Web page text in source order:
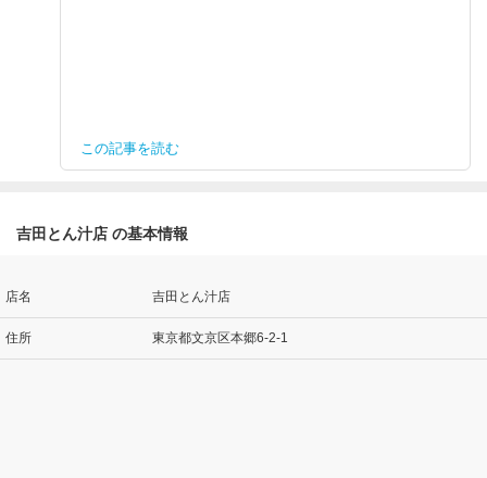
この記事を読む
吉田とん汁店 の基本情報
店名 吉田とん汁店
住所 東京都文京区本郷6-2-1